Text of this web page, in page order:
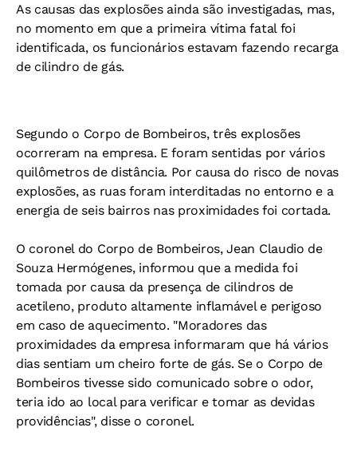
As causas das explosões ainda são investigadas, mas,
no momento em que a primeira vítima fatal foi
identificada, os funcionários estavam fazendo recarga
de cilindro de gás.
Segundo o Corpo de Bombeiros, três explosões
ocorreram na empresa. E foram sentidas por vários
quilômetros de distância. Por causa do risco de novas
explosões, as ruas foram interditadas no entorno e a
energia de seis bairros nas proximidades foi cortada.
O coronel do Corpo de Bombeiros, Jean Claudio de
Souza Hermógenes, informou que a medida foi
tomada por causa da presença de cilindros de
acetileno, produto altamente inflamável e perigoso
em caso de aquecimento. "Moradores das
proximidades da empresa informaram que há vários
dias sentiam um cheiro forte de gás. Se o Corpo de
Bombeiros tivesse sido comunicado sobre o odor,
teria ido ao local para verificar e tomar as devidas
providências", disse o coronel.